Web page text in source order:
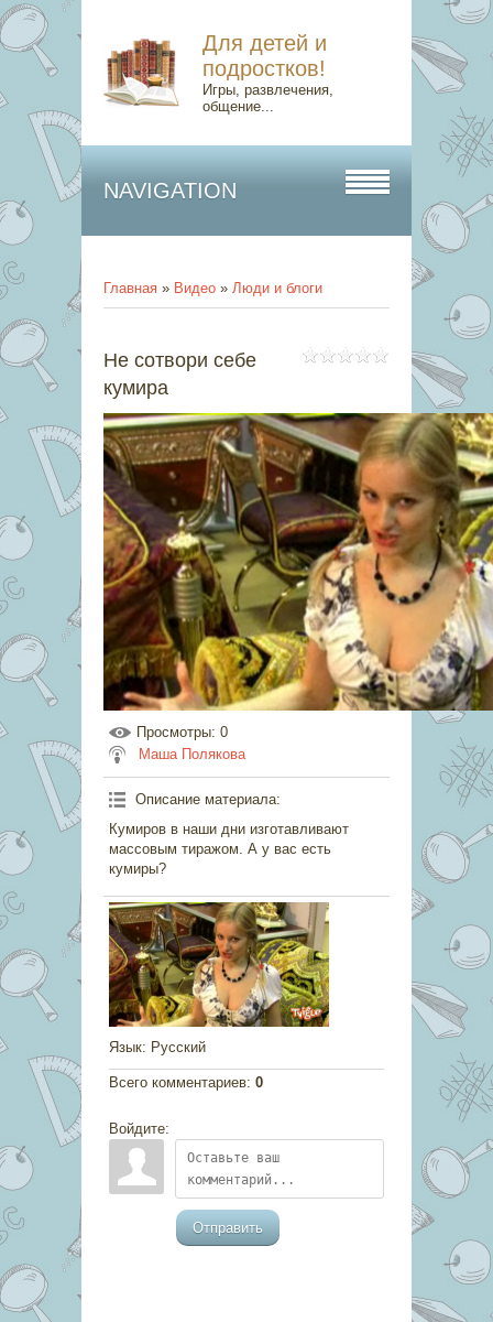
Для детей и
подростков!
Игры, развлечения,
общение...
NAVIGATION
Главная » Видео » Люди и блоги
Не сотвори себе
кумира
Просмотры: 0
Маша Полякова
Описание материала:
Кумиров в наши дни изготавливают
массовым тиражом. А у вас есть
кумиры?
Язык: Русский
Всего комментариев: 0
Войдите:
Отправить